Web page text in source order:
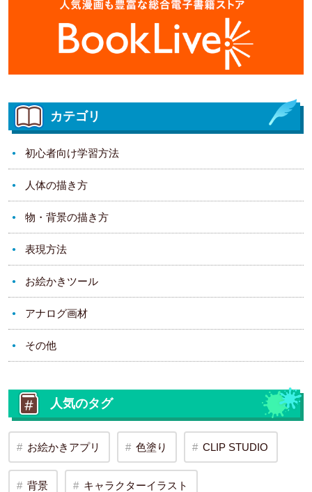
カテゴリ
初心者向け学習方法
人体の描き方
物・背景の描き方
表現方法
お絵かきツール
アナログ画材
その他
人気のタグ
お絵かきアプリ 色塗り CLIP STUDIO
背景 キャラクターイラスト